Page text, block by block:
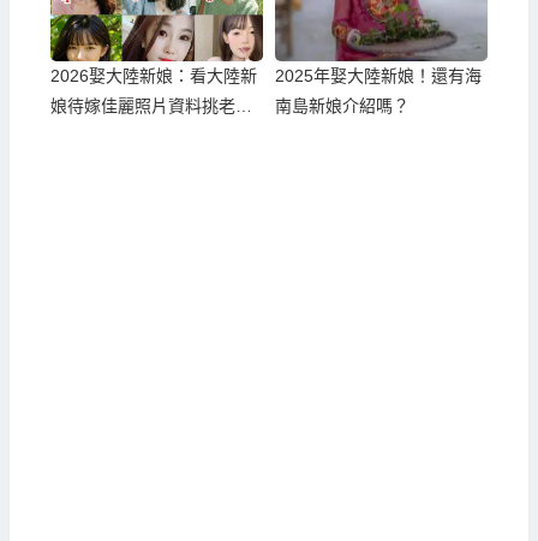
2026娶大陸新娘：看大陸新
娘待嫁佳麗照片資料挑老
2025年娶大陸新娘！還有海
南島新娘介紹嗎？